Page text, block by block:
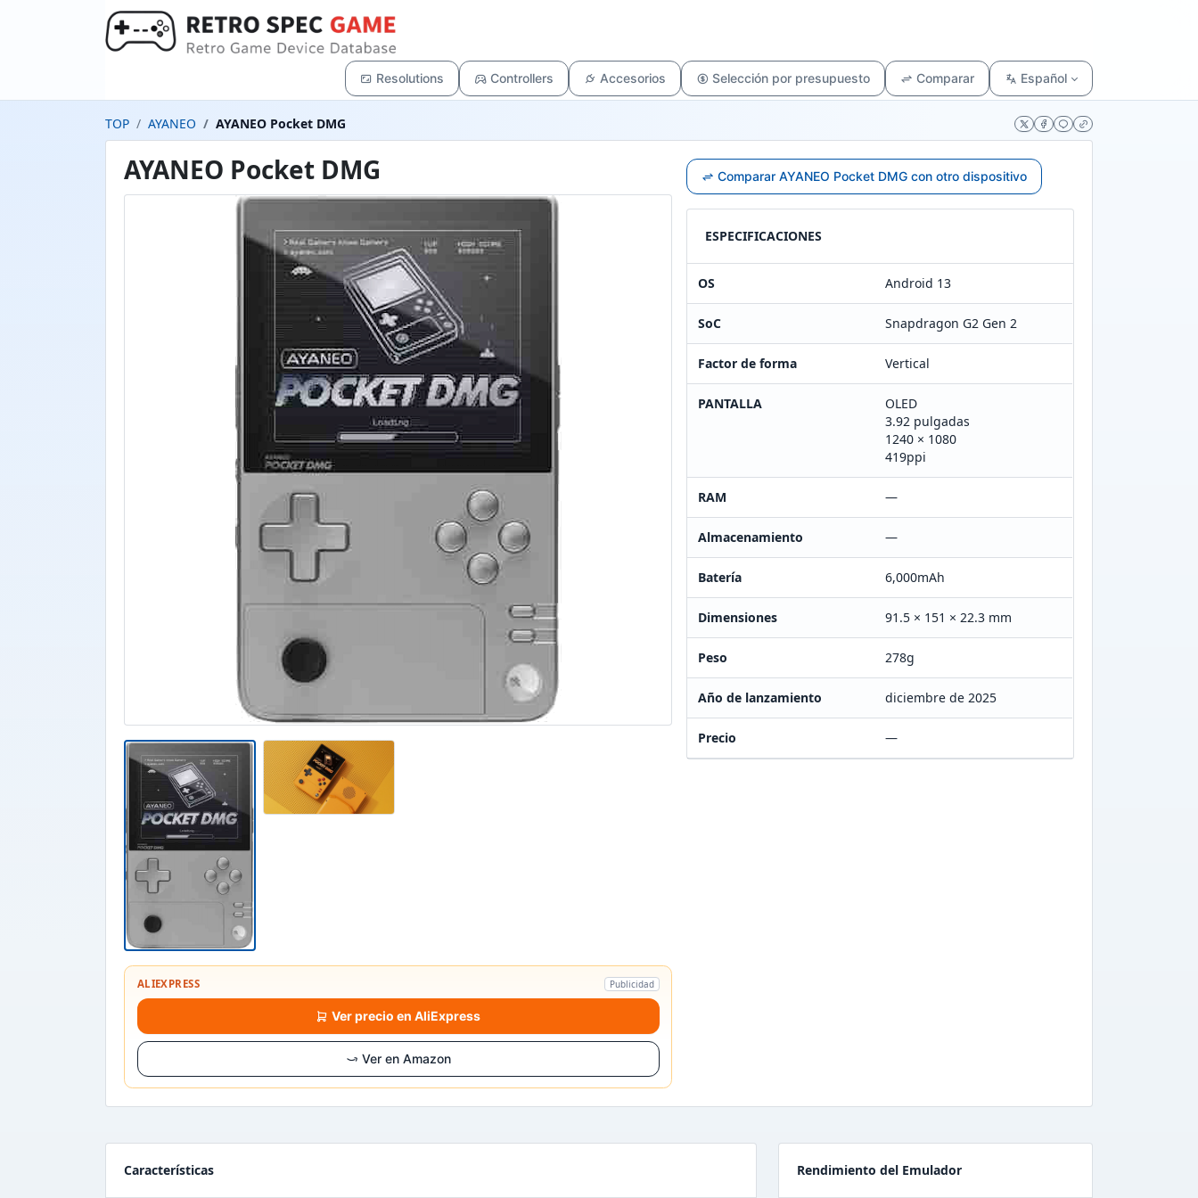
Resolutions Controllers Accesorios Selección por presupuesto Comparar Español
TOP AYANEO AYANEO Pocket DMG
AYANEO Pocket DMG
ALIEXPRESS Publicidad
Ver precio en AliExpress
Ver en Amazon
Comparar AYANEO Pocket DMG con otro dispositivo
ESPECIFICACIONES
OS Android 13
SoC Snapdragon G2 Gen 2
Factor de forma Vertical
PANTALLA
OLED
3.92 pulgadas
1240 × 1080
419ppi
RAM —
Almacenamiento —
Batería 6,000mAh
Dimensiones 91.5 × 151 × 22.3 mm
Peso 278g
Año de lanzamiento diciembre de 2025
Precio —
Características Rendimiento del Emulador